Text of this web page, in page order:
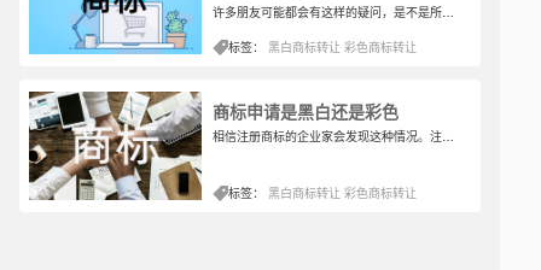
许多朋友可能都会有这样的疑问，是不是所有的商标都需要采用黑白形式呢？实际上，彩色商标的使用也是非常常见的，尤其在考虑到油漆、彩刷等产品的特性时，彩色商标能更好地展示产品的特点和强化品牌效应。
标签：黑白商标转让 彩色商标转让
商标申请是黑白还是彩色
相信注册商标的企业家会发现这种情况。注册商标中的一些图案是黑白的，而另一些图案是彩色的。两者有什么区别？商标申请是黑色还是彩色？
标签：黑白商标转让 彩色商标转让